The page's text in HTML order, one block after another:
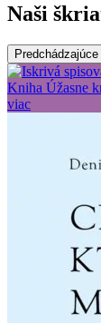
Naši
Predchádzajúce